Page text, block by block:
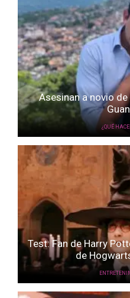
Asesinan a novio
¿QUÉ
Test: Fan de Harry
de